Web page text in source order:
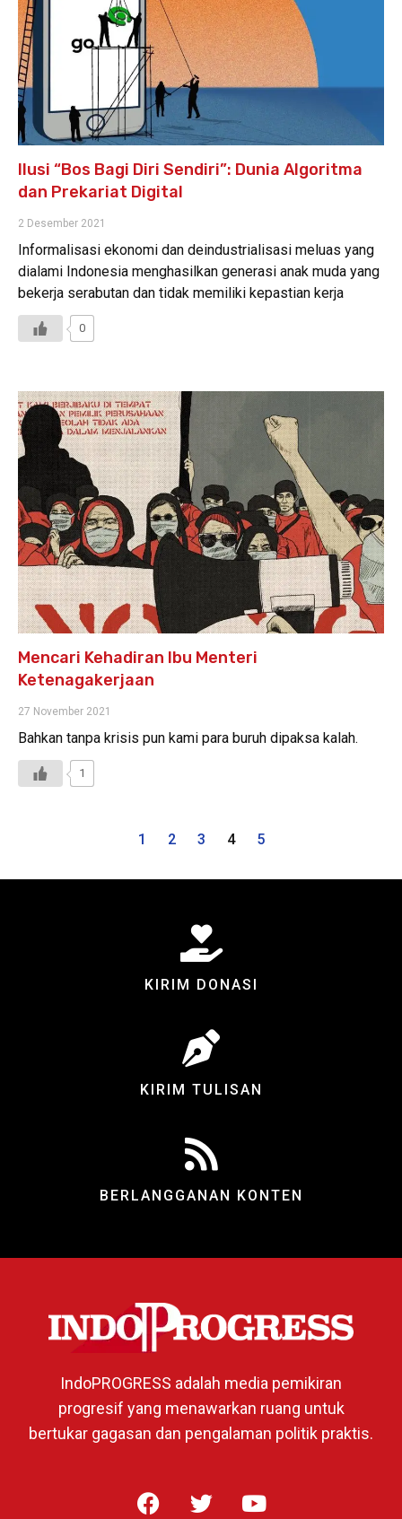
Ilusi “Bos Bagi Diri Sendiri”: Dunia Algoritma
dan Prekariat Digital
2 Desember 2021
Informalisasi ekonomi dan deindustrialisasi meluas yang
dialami Indonesia menghasilkan generasi anak muda yang
bekerja serabutan dan tidak memiliki kepastian kerja
0
Mencari Kehadiran Ibu Menteri
Ketenagakerjaan
27 November 2021
Bahkan tanpa krisis pun kami para buruh dipaksa kalah.
1
1 2 3 4 5
KIRIM DONASI
KIRIM TULISAN
BERLANGGANAN KONTEN
IndoPROGRESS adalah media pemikiran
progresif yang menawarkan ruang untuk
bertukar gagasan dan pengalaman politik praktis.